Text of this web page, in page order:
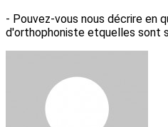
- Pouvez-vous nous décrire en
d'orthophoniste etquelles sont